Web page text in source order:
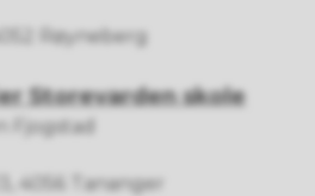
Røyneberg
Storevarden skole
Fjogstad
4056 Tananger